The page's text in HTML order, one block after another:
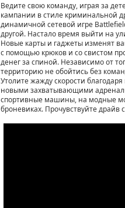
Ведите свою команду, играя за
кампании в стиле криминальной
динамичной сетевой игре
другой. Настало время выйти на
Новые карты и гаджеты изменят
с помощью крюков и со свистом
денег за спиной. Независимо от
территорию не обойтись без
Утолите жажду скорости
новыми захватывающими
спортивные машины, на модные
броневиках. Прочувствуйте драйв